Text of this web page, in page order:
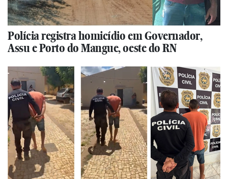
Polícia registra homicídio em Governador,
Assu e Porto do Mangue, oeste do RN